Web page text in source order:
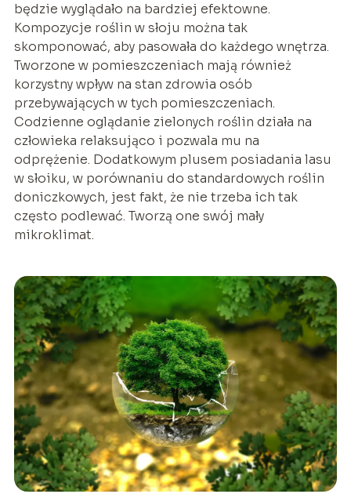
będzie wyglądało na bardziej efektowne.
Kompozycje roślin w słoju można tak
skomponować, aby pasowała do każdego wnętrza.
Tworzone w pomieszczeniach mają również
korzystny wpływ na stan zdrowia osób
przebywających w tych pomieszczeniach.
Codzienne oglądanie zielonych roślin działa na
człowieka relaksująco i pozwala mu na
odprężenie. Dodatkowym plusem posiadania lasu
w słoiku, w porównaniu do standardowych roślin
doniczkowych, jest fakt, że nie trzeba ich tak
często podlewać. Tworzą one swój mały
mikroklimat.